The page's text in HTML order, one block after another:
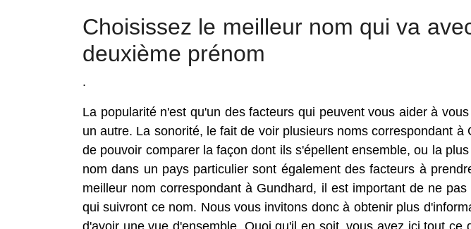
Choisissez le meilleur nom qui va
deuxième prénom
.
La popularité n'est qu'un des facteurs qui peuvent vous aider à
un autre. La sonorité, le fait de voir plusieurs noms correspondant à
de pouvoir comparer la façon dont ils s'épellent ensemble, ou la
nom dans un pays particulier sont également des facteurs à
meilleur nom correspondant à Gundhard, il est important de ne
qui suivront ce nom. Nous vous invitons donc à obtenir plus
d'avoir une vue d'ensemble. Quoi qu'il en soit, vous avez ici tout ce